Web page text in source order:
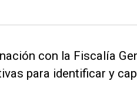
con la Fiscalía
para identificar y